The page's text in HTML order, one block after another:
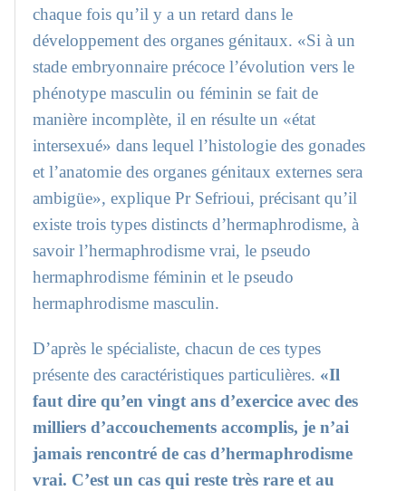
chaque fois qu’il y a un retard dans le
développement des organes génitaux. «Si à un
stade embryonnaire précoce l’évolution vers le
phénotype masculin ou féminin se fait de
manière incomplète, il en résulte un «état
intersexué» dans lequel l’histologie des gonades
et l’anatomie des organes génitaux externes sera
ambigüe», explique Pr Sefrioui, précisant qu’il
existe trois types distincts d’hermaphrodisme, à
savoir l’hermaphrodisme vrai, le pseudo
hermaphrodisme féminin et le pseudo
hermaphrodisme masculin.
D’après le spécialiste, chacun de ces types
présente des caractéristiques particulières. «Il
faut dire qu’en vingt ans d’exercice avec des
milliers d’accouchements accomplis, je n’ai
jamais rencontré de cas d’hermaphrodisme
vrai. C’est un cas qui reste très rare et au